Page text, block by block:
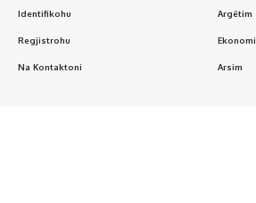
Identifikohu
Regjistrohu
Na Kontaktoni
Argëtim
Ekonomi
Arsim